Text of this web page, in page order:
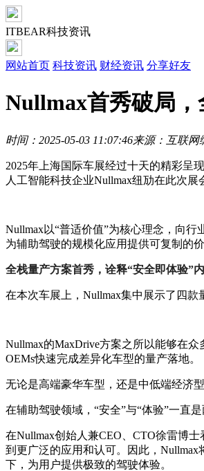
ITBEAR科技资讯
网站首页 科技资讯 财经资讯 分享好友
Nullmax首秀破局
时间：2025-05-03 11:07:46来源：互联网
2025年上海国际车展经过十天的精彩呈
人工智能科技企业Nullmax纽劢在此次
Nullmax以“普适价值”为核心理念，向
为辅助驾驶的规模化应用提供可复制的
全栈量产方案首秀，诠释“安全即体验”
在本次车展上，Nullmax集中展示了四
Nullmax的MaxDrive方案之所以能够在
OEMs快速完成差异化车型的量产落地。
无论是高端豪华车型，还是中低端经济
在辅助驾驶领域，“安全”与“体验”一直是
在Nullmax创始人兼CEO、CTO徐雷博
到更广泛的应用和认可。因此，
下，为用户提供极致的驾驶体验。